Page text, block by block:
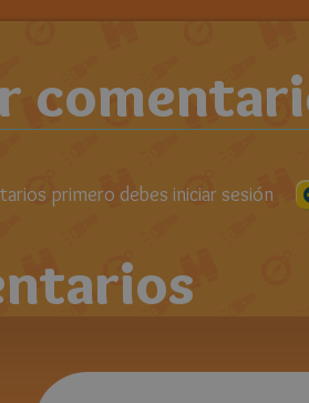
primero debes iniciar sesión